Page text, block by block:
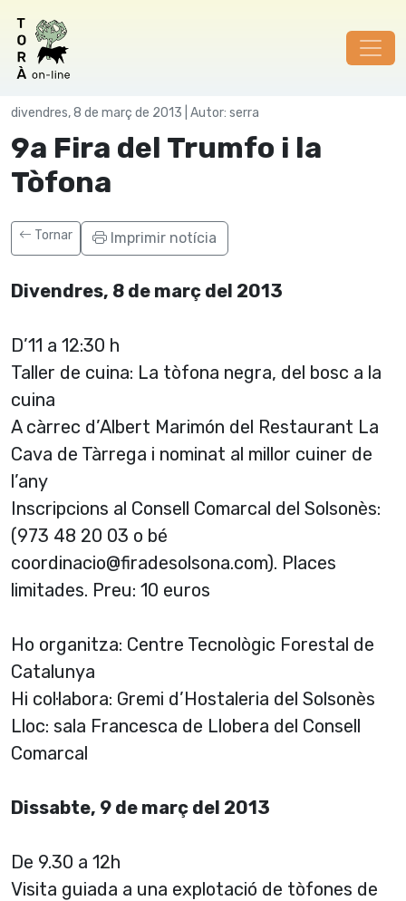
divendres, 8 de març de 2013 | Autor: serra
9a Fira del Trumfo i la
Tòfona
Tornar Imprimir notícia
Divendres, 8 de març del 2013
D’11 a 12:30 h
Taller de cuina: La tòfona negra, del bosc a la
cuina
A càrrec d’Albert Marimón del Restaurant La
Cava de Tàrrega i nominat al millor cuiner de
l’any
Inscripcions al Consell Comarcal del Solsonès:
(973 48 20 03 o bé
coordinacio@firadesolsona.com). Places
limitades. Preu: 10 euros
Ho organitza: Centre Tecnològic Forestal de
Catalunya
Hi col·labora: Gremi d’Hostaleria del Solsonès
Lloc: sala Francesca de Llobera del Consell
Comarcal
Dissabte, 9 de març del 2013
De 9.30 a 12h
Visita guiada a una explotació de tòfones de